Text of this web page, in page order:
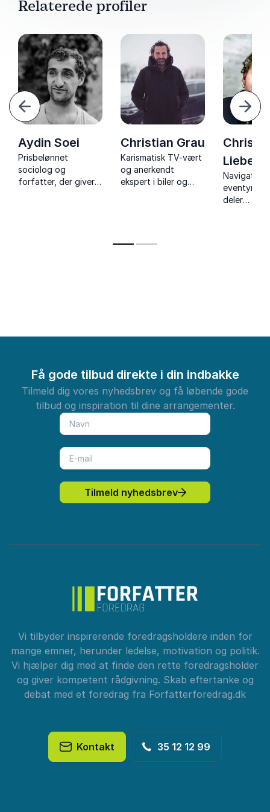
Relaterede profiler
Aydin Soei
Prisbelønnet
sociolog og
forfatter, der giver
Christian Grau
Karismatisk TV-vært
og anerkendt
ekspert i biler og
moderne livsførelse.
Navigatør
eventyrets
deler
Få gode tilbud direkte i din indbakke
Tilmeld dig vores nyhedsbrev og få løbende gode
tilbud og inspiration til dine arrangementer.
Tilmeld nyhedsbrev
Vi tilbyder inspirerende foredragsholdere inden for
mange emner, herunder ledelse, motivation og politik.
Vi hjælper dig med at finde den rette foredragsholder
og giver kompetent rådgivning. Skab eftertanke og
debat med et foredrag fra Forfatterforedrag.dk
Kontakt 35 12 12 99